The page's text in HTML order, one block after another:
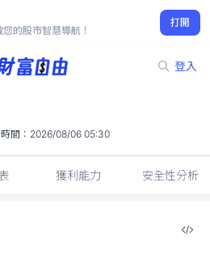
的股市智慧導航！
打開
登入
1.31%
間： 2026/08/06 05:30
獲利能力 安全性分析